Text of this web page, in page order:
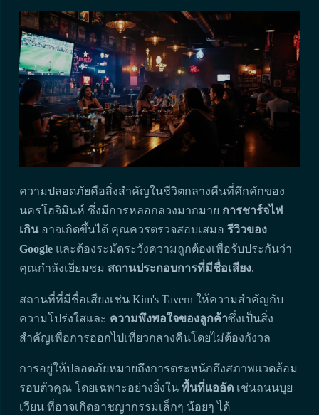
ความปลอดภัยคือสิ่งสำคัญในชีวิตกลางคืนที่คึกคักของ
นครโฮจิมินห์ ซึ่งมีการหลอกลวงมากมาย การชาร์จไฟ
เกินอาจเกิดขึ้นได้ คุณควรตรวจสอบเสมอรีวิวของ
Google และต้องระมัดระวังความถูกต้องเพื่อรับประกันว่า
คุณกำลังเยี่ยมชม สถานประกอบการที่มีชื่อเสียง.
สถานที่ที่มีชื่อเสียงเช่น Kim's Tavern ให้ความสำคัญกับ
ความโปร่งใสและ ความพึงพอใจของลูกค้าซึ่งเป็นสิ่ง
สำคัญเพื่อการออกไปเที่ยวกลางคืนโดยไม่ต้องกังวล
การอยู่ให้ปลอดภัยหมายถึงการตระหนักถึงสภาพแวดล้อม
รอบตัวคุณ โดยเฉพาะอย่างยิ่งในพื้นที่แออัด เช่นถนนบุย
เวียน ที่อาจเกิดอาชญากรรมเล็กๆ น้อยๆ ได้